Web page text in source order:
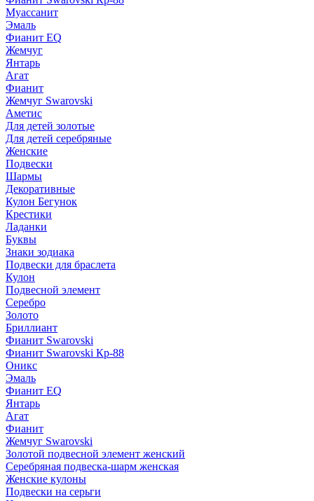
Муассанит
Эмаль
Фианит EQ
Жемчуг
Янтарь
Агат
Фианит
Жемчуг Swarovski
Аметис
Для детей золотые
Для детей серебряные
Женские
Подвески
Шармы
Декоративные
Кулон Бегунок
Крестики
Ладанки
Буквы
Знаки зодиака
Подвески для браслета
Кулон
Подвесной элемент
Серебро
Золото
Бриллиант
Фианит Swarovski
Фианит Swarovski Кр-88
Оникс
Эмаль
Фианит EQ
Янтарь
Агат
Фианит
Жемчуг Swarovski
Золотой подвесной элемент женcкий
Серебряная подвеска-шарм женская
Женские кулоны
Подвески на серьги